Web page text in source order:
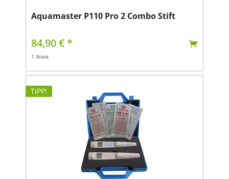
Aquamaster P110 Pro 2 Combo Stift
84,90 € *
1 Stück
TIPP!